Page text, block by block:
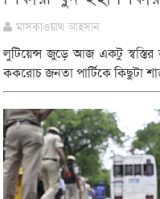
মাসকাওয়াথ আহসান
লুটিয়েন্স জুড়ে আজ একটু স্বস্তির
ককরোচ জনতা পার্টিকে কিছুটা